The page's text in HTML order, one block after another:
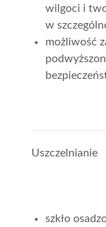
wilgoci i
w
możliwość
Uszczelnianie
szkło